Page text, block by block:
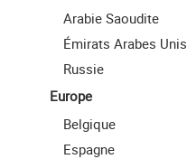
Arabie Saoudite
Émirats Arabes Unis
Russie
Europe
Belgique
Espagne